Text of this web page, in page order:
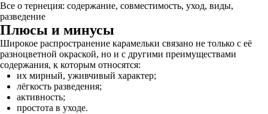
Все о тернеция: содержание, совместимость, уход, виды,
разведение
Плюсы и минусы
Широкое распространение карамельки связано не только с её
разноцветной окраской, но и с другими преимуществами
содержания, к которым относятся:
их мирный, уживчивый характер;
лёгкость разведения;
активность;
простота в уходе.